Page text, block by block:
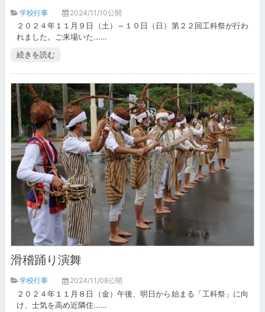
学校行事
2024/11/10公開
２０２４年１１月９日（土）～１０日（日）第２２回工科祭が行わ
れました。ご来場いた...…
続きを読む
滑稽踊り演舞
学校行事
2024/11/08公開
２０２４年１１月８日（金）午後、明日から始まる「工科祭」に向
け、士気を高め近隣住...…